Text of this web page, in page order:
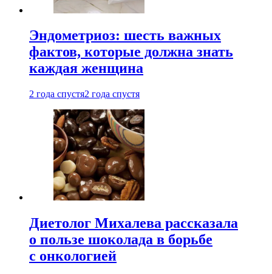
Эндометриоз: шесть важных
фактов, которые должна знать
каждая женщина
2 года спустя2 года спустя
Диетолог Михалева рассказала
о пользе шоколада в борьбе
с онкологией